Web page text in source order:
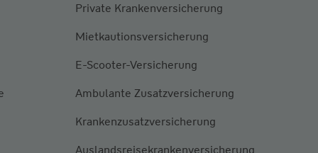
Private Krankenversicherung
Mietkautionsversicherung
E-Scooter-Versicherung
Ambulante Zusatzversicherung
Krankenzusatzversicherung